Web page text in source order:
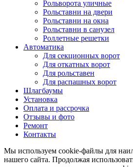
Рольворота уличные
Рольставни на двери
Рольставни на окна
Рольставни в санузел
Роллетные решетки
Автоматика
Для секционных ворот
Для откатных ворот
Для рольставен
Для распашных ворот
Шлагбаумы
Установка
Оплата и рассрочка
Отзывы и фото
Ремонт
Контакты
Мы используем cookie-файлы для
нашего сайта. Продолжая